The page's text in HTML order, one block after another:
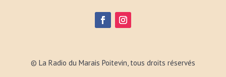
© La Radio du Marais Poitevin, tous droits réservés